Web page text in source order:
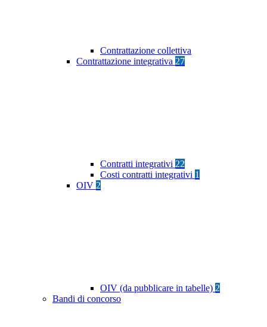
Contrattazione collettiva
Contrattazione integrativa 27
Contratti integrativi 22
Costi contratti integrativi 1
OIV 2
OIV (da pubblicare in tabelle) 2
Bandi di concorso